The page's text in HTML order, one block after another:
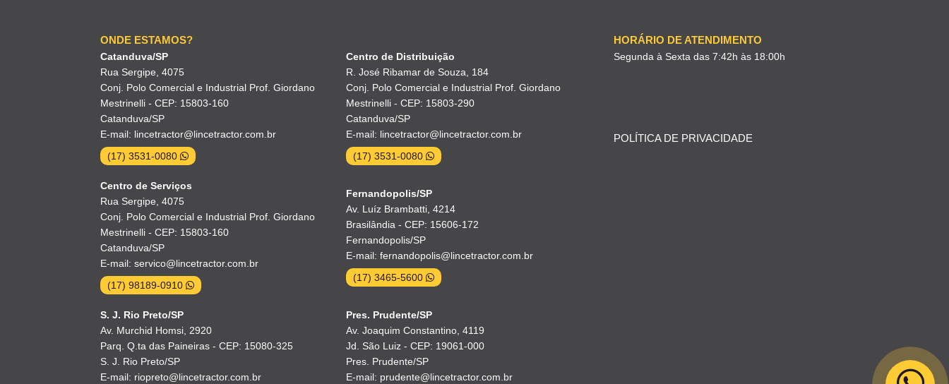
ONDE ESTAMOS?
Catanduva/SP
Rua Sergipe, 4075
Conj. Polo Comercial e Industrial Prof. Giordano
Mestrinelli - CEP: 15803-160
Catanduva/SP
E-mail: lincetractor@lincetractor.com.br
(17) 3531-0080
Centro de Distribuição
R. José Ribamar de Souza, 184
Conj. Polo Comercial e Industrial Prof. Giordano
Mestrinelli - CEP: 15803-290
Catanduva/SP
E-mail: lincetractor@lincetractor.com.br
(17) 3531-0080
Centro de Serviços
Rua Sergipe, 4075
Conj. Polo Comercial e Industrial Prof. Giordano
Mestrinelli - CEP: 15803-160
Catanduva/SP
E-mail: servico@lincetractor.com.br
(17) 98189-0910
Fernandopolis/SP
Av. Luíz Brambatti, 4214
Brasilândia - CEP: 15606-172
Fernandopolis/SP
E-mail: fernandopolis@lincetractor.com.br
(17) 3465-5600
S. J. Rio Preto/SP
Av. Murchid Homsi, 2920
Parq. Q.ta das Paineiras - CEP: 15080-325
S. J. Rio Preto/SP
E-mail: riopreto@lincetractor.com.br
Pres. Prudente/SP
Av. Joaquim Constantino, 4119
Jd. São Luiz - CEP: 19061-000
Pres. Prudente/SP
E-mail: prudente@lincetractor.com.br
HORÁRIO DE ATENDIMENTO
Segunda à Sexta das 7:42h às 18:00h
POLÍTICA DE PRIVACIDADE